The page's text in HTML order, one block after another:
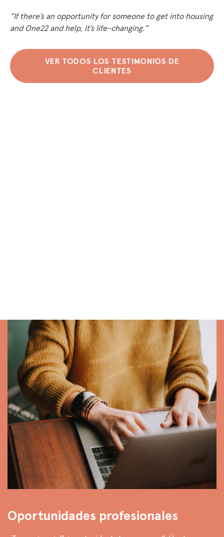
“If there’s an opportunity for someone to get into housing
and One22 and help, it’s life-changing.”
VER TODOS LOS TESTIMONIOS DE
CLIENTES
Oportunidades profesionales